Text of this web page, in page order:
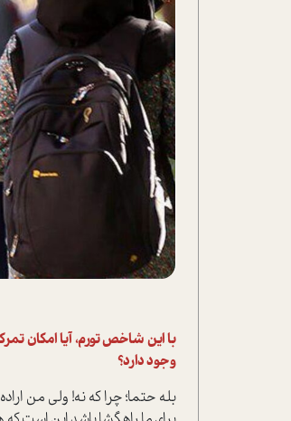
با این شاخص تورم، آیا امکان
وجود دارد؟
بله حتما؛ چرا که نه! ولی من